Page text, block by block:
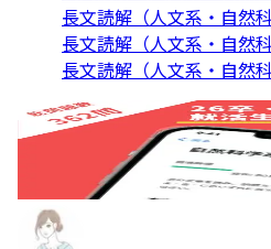
長文読解（人文系・自然
長文読解（人文系・自然
長文読解（人文系・自然